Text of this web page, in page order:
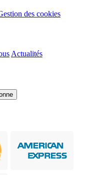
des cookies
Actualités